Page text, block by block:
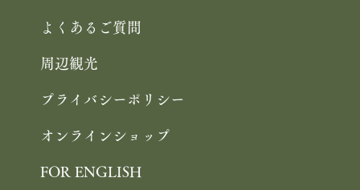
よくあるご質問
周辺観光
プライバシーポリシー
オンラインショップ
FOR ENGLISH